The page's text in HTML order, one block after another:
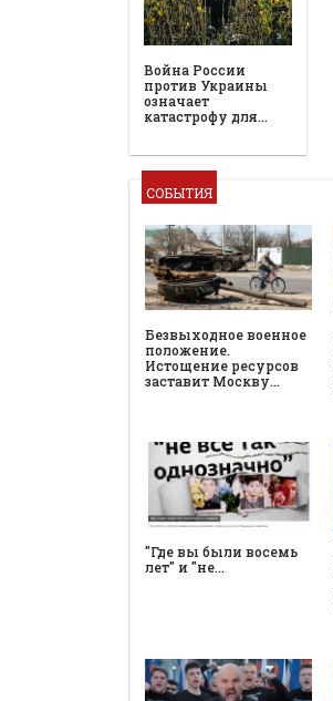
Война России
против Украины
означает
катастрофу для…
СОБЫТИЯ
Безвыходное военное
положение.
Истощение ресурсов
заставит Москву…
"Где вы были восемь
лет" и "не…